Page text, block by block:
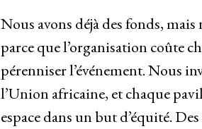
Nous avons déjà des fonds,
parce que l’organisation coûte
pérenniser l’événement. Nous
l’Union africaine, et chaque
espace dans un but d’équité.